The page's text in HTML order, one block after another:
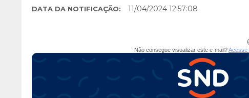
DATA DA NOTIFICAÇÃO: 11/04/2024 12:57:08
Não consegue visualizar este e-mail?Acesse